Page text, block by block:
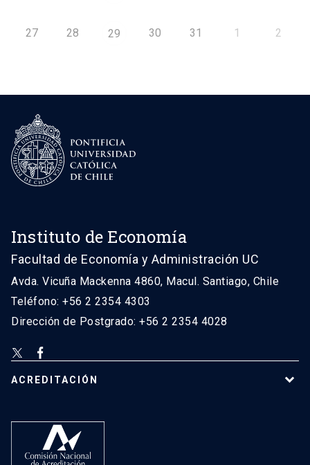
27 28 29 30 31 1 2
Instituto de Economía
Facultad de Economía y Administración UC
Avda. Vicuña Mackenna 4860, Macul. Santiago, Chile
Teléfono: +56 2 2354 4303
Dirección de Postgrado: +56 2 2354 4028
ACREDITACIÓN